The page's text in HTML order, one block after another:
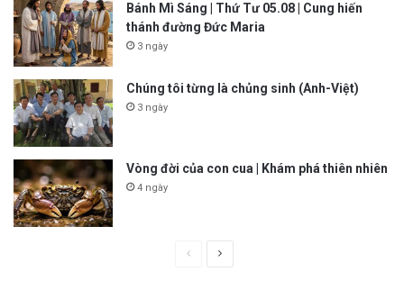
Bánh Mì Sáng | Thứ Tư 05.08 | Cung hiến
thánh đường Đức Maria
3 ngày
Chúng tôi từng là chủng sinh (Anh-Việt)
3 ngày
Vòng đời của con cua | Khám phá thiên nhiên
4 ngày